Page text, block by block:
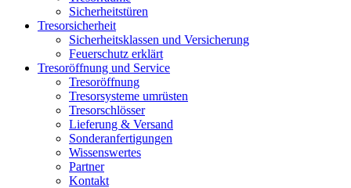
Sicherheitstüren
Tresorsicherheit
Sicherheitsklassen und Versicherung
Feuerschutz erklärt
Tresoröffnung und Service
Tresoröffnung
Tresorsysteme umrüsten
Tresorschlösser
Lieferung & Versand
Sonderanfertigungen
Wissenswertes
Partner
Kontakt